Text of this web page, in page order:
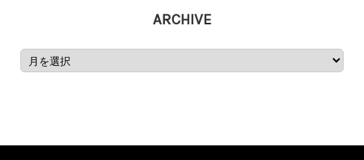
ARCHIVE